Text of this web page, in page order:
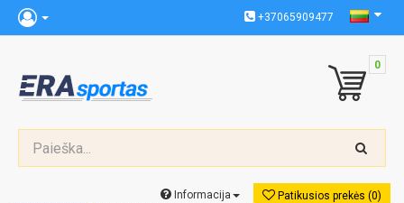
+37065909477
0
Patikusios prekės (0)
Informacija